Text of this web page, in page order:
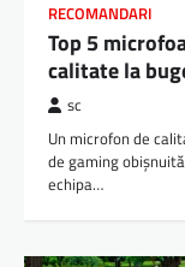
RECOMANDARI
Top 5
calitate la
sc
Un microfon de
de gaming
echipa…